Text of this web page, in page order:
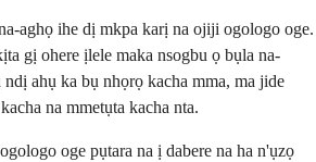
aghọ ihe dị mkpa karị na ojiji ogologo oge.
gị ohere ịlele maka nsogbu ọ bụla na-
ahụ ka bụ nhọrọ kacha mma, ma jide
na mmetụta kacha nta.
oge pụtara na ị dabere na ha n'ụzọ